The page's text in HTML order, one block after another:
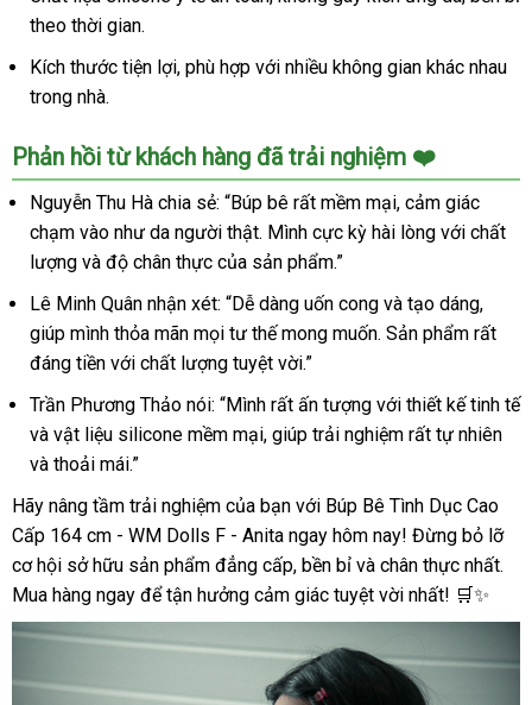
Thật,
Cấp,
Hot
theo thời gian.
Kích thước tiện lợi, phù hợp với nhiều không gian khác nhau
trong nhà.
Phản hồi từ khách hàng đã trải nghiệm ❤️
Nguyễn Thu Hà chia sẻ: “Búp bê rất mềm mại, cảm giác
chạm vào như da người thật. Mình cực kỳ hài lòng với chất
lượng và độ chân thực của sản phẩm.”
Lê Minh Quân nhận xét: “Dễ dàng uốn cong và tạo dáng,
giúp mình thỏa mãn mọi tư thế mong muốn. Sản phẩm rất
đáng tiền với chất lượng tuyệt vời.”
Trần Phương Thảo nói: “Mình rất ấn tượng với thiết kế tinh tế
và vật liệu silicone mềm mại, giúp trải nghiệm rất tự nhiên
và thoải mái.”
Hãy nâng tầm trải nghiệm của bạn với Búp Bê Tình Dục Cao
Cấp 164 cm - WM Dolls F - Anita ngay hôm nay! Đừng bỏ lỡ
cơ hội sở hữu sản phẩm đẳng cấp, bền bỉ và chân thực nhất.
Mua hàng ngay để tận hưởng cảm giác tuyệt vời nhất! 🛒✨